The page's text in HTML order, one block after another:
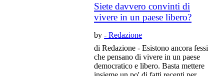
Siete davvero convinti di
vivere in un paese libero?
by- Redazione
di Redazione - Esistono ancora fessi
che pensano di vivere in un paese
democratico e libero. Basta mettere